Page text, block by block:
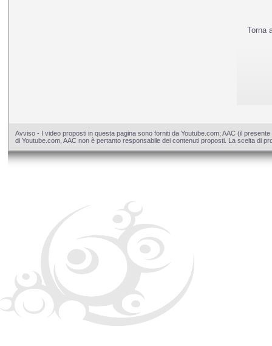
Torna
Avviso - I video proposti in questa pagina sono forniti da Youtube.com; AAC (il
di Youtube.com, AAC non è pertanto responsabile dei contenuti proposti. La scelta di